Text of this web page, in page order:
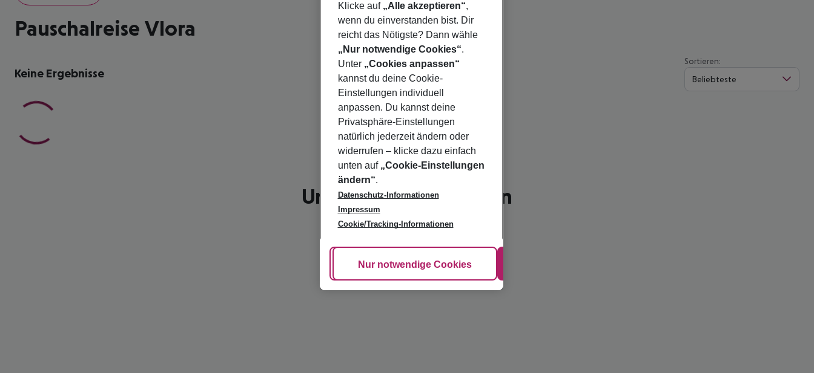
Pauschalreise Vlora
Keine Ergebnisse
Sortieren:
Beliebteste
Unsere Empfehlungen
Klicke auf „Alle akzeptieren“,
wenn du einverstanden bist. Dir
reicht das Nötigste? Dann wähle
„Nur notwendige Cookies“.
Unter „Cookies anpassen“
kannst du deine Cookie-
Einstellungen individuell
anpassen. Du kannst deine
Privatsphäre-Einstellungen
natürlich jederzeit ändern oder
widerrufen – klicke dazu einfach
unten auf „Cookie-Einstellungen
ändern“.
Datenschutz-Informationen
Impressum
Cookie/Tracking-Informationen
Cookie anpassen
Nur notwendige Cookies